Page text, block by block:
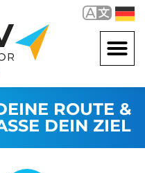
ROUTE &
DEIN ZIEL